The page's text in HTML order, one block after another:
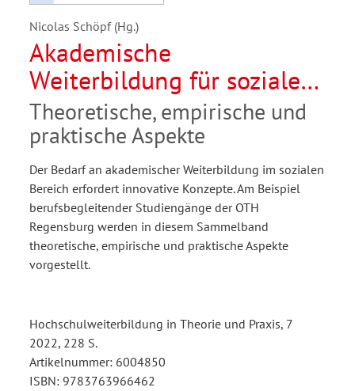
Nicolas Schöpf (Hg.)
Akademische
Weiterbildung für soziale
Berufe
Theoretische, empirische und
praktische Aspekte
Der Bedarf an akademischer Weiterbildung im sozialen
Bereich erfordert innovative Konzepte. Am Beispiel
berufsbegleitender Studiengänge der OTH
Regensburg werden in diesem Sammelband
theoretische, empirische und praktische Aspekte
vorgestellt.
Hochschulweiterbildung in Theorie und Praxis, 7
2022, 228 S.
Artikelnummer: 6004850
ISBN: 9783763966462